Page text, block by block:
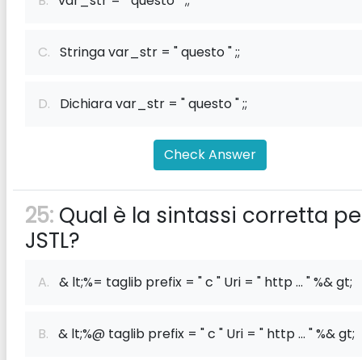
C. Stringa var_str = " questo " ;;
D. Dichiara var_str = " questo " ;;
Check Answer
25: Qual è la sintassi corretta
JSTL?
A. & lt;%= taglib prefix = " c " Uri = " http ... " %& gt;
B. & lt;%@ taglib prefix = " c " Uri = " http ... " %& gt;